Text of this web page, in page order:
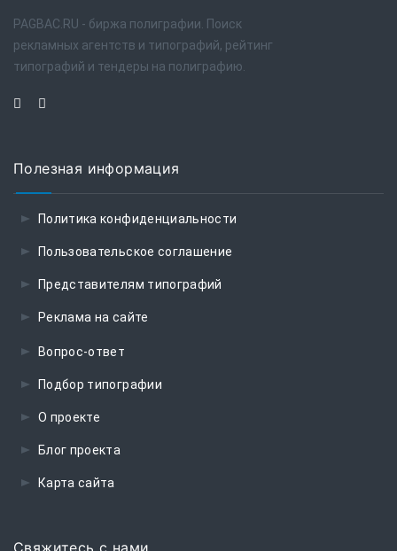
PAGBAC.RU - биржа полиграфии. Поиск
рекламных агентств и типографий, рейтинг
типографий и тендеры на полиграфию.
Полезная информация
Политика конфиденциальности
Пользовательское соглашение
Представителям типографий
Реклама на сайте
Вопрос-ответ
Подбор типографии
О проекте
Блог проекта
Карта сайта
Свяжитесь с нами